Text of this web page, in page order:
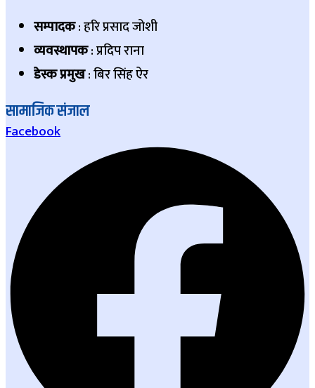
सम्पादक: हरि प्रसाद जोशी
व्यवस्थापक: प्रदिप राना
डेस्क प्रमुख: बिर सिंह ऐर
सामाजिक संजाल
Facebook